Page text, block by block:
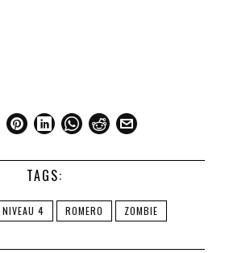
TAGS:
NIVEAU 4 ROMERO ZOMBIE